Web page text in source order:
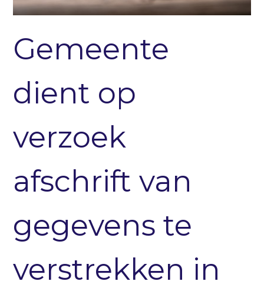
Gemeente
dient op
verzoek
afschrift van
gegevens te
verstrekken in